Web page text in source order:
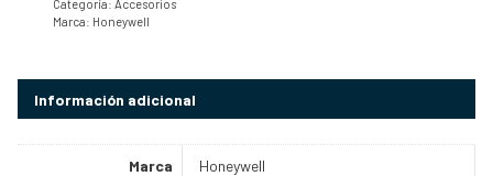
Categoría: Accesorios
Marca: Honeywell
Información adicional
Marca Honeywell